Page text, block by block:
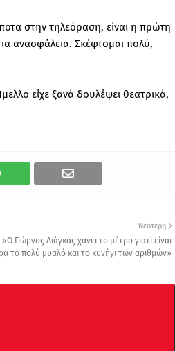
στην τηλεόραση, είναι η πρώτη
ανασφάλεια. Σκέφτομαι πολύ,
είχε ξανά δουλέψει θεατρικά,
Νεότερη
Γιώργος Λιάγκας χάνει το μέτρο γιατί είναι
το πολύ μυαλό και το κυνήγι των αριθμών»